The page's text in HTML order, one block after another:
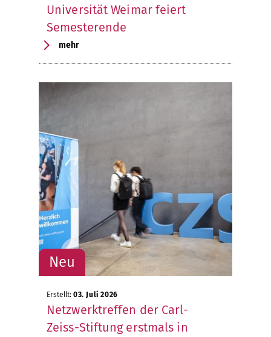
Universität Weimar feiert
Semesterende
mehr
Erstellt: 03. Juli 2026
Netzwerktreffen der Carl-
Zeiss-Stiftung erstmals in